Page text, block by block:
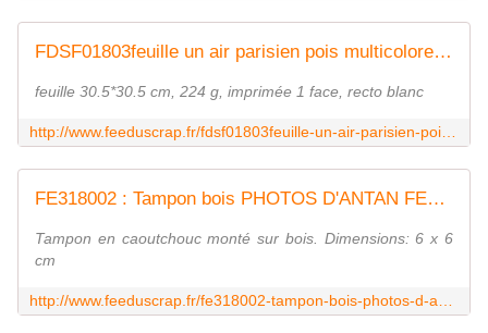
FDSF01803feuille un air parisien pois multicolores FEE DU SCRAP
feuille 30.5*30.5 cm, 224 g, imprimée 1 face, recto blanc
FE318002 : Tampon bois PHOTOS D'ANTAN FEE DU SCRAP
Tampon en caoutchouc monté sur bois. Dimensions: 6 x 6
cm